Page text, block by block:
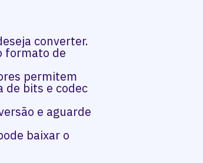
converter.
formato de
permitem
de bits e codec
e aguarde
baixar o